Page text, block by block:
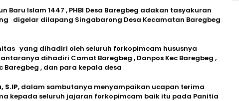
Baru Islam 1447 , PHBI Desa Baregbeg adakan tasyakuran
digelar dilapang Singabarong Desa Kecamatan Baregbeg
yang dihadiri oleh seluruh forkopimcam hususnya
dihadiri Camat Baregbeg , Danpos Kec Baregbeg ,
Baregbeg , dan para kepala desa
S.IP, dalam sambutanya menyampaikan ucapan terima
kepada seluruh jajaran forkopimcam baik itu pada Panitia